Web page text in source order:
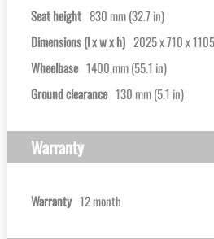
Seat height 830 mm (32.7 in)
Dimensions (l x w x h) 2025 x 710 x
Wheelbase 1400 mm (55.1 in)
Ground clearance 130 mm (5.1 in)
Warranty
Warranty 12 month